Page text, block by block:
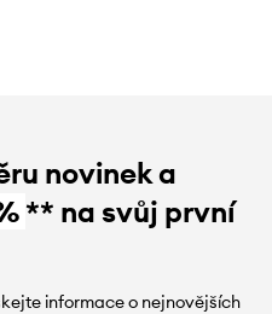
novinek a
** na svůj první
informace o nejnovějších